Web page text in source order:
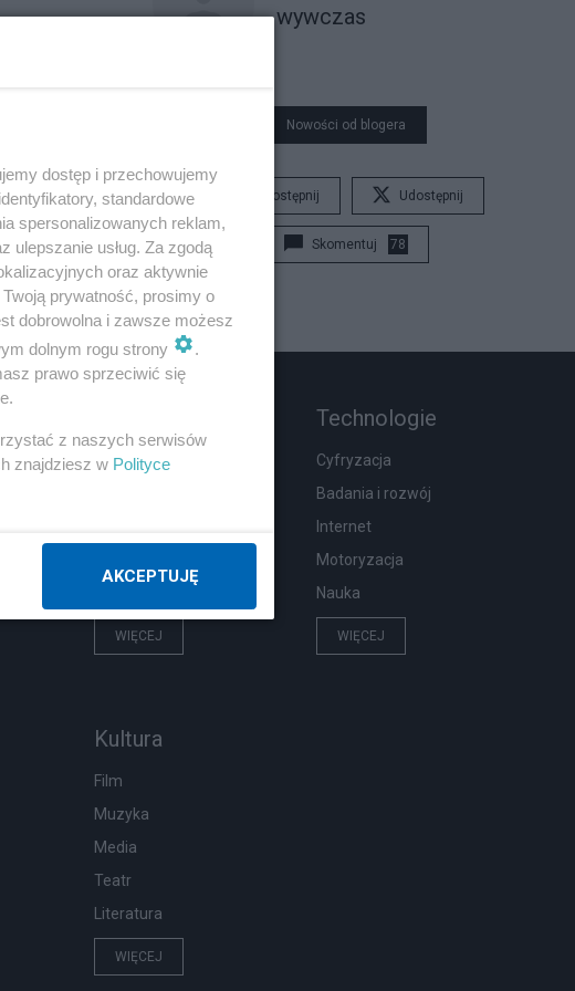
wywczas
Nowości od blogera
Udostępnij Udostępnij
Skomentuj 78
Zdrowie
WIĘCEJ
Technologie
Cyfryzacja
Badania i rozwój
Internet
Motoryzacja
Nauka
WIĘCEJ
Kultura
Film
Muzyka
Media
Teatr
Literatura
WIĘCEJ
dostęp i przechowujemy
standardowe
spersonalizowanych reklam,
ulepszanie usług. Za zgodą
oraz aktywnie
prywatność, prosimy o
dobrowolna i zawsze możesz
dolnym rogu strony
.
prawo sprzeciwić się
z naszych serwisów
znajdziesz w Polityce
AKCEPTUJĘ